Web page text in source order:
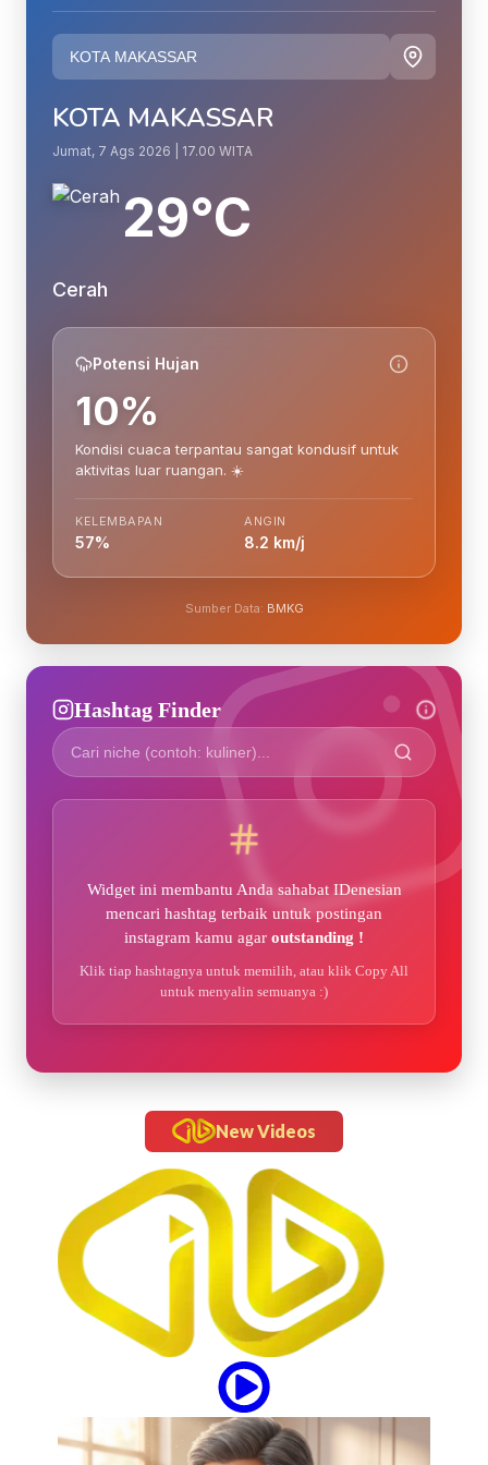
KOTA MAKASSAR
Jumat, 7 Ags 2026 | 17.00 WITA
29°C
Cerah
Potensi Hujan
10%
Kondisi cuaca terpantau sangat kondusif untuk
aktivitas luar ruangan. ☀️
KELEMBAPAN
57%
ANGIN
8.2 km/j
Sumber Data: BMKG
Hashtag Finder
Widget ini membantu Anda sahabat IDenesian
mencari hashtag terbaik untuk postingan
instagram kamu agar outstanding !
Klik tiap hashtagnya untuk memilih, atau klik Copy All
untuk menyalin semuanya :)
New Videos